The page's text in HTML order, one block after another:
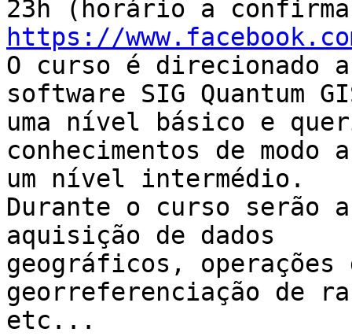
https://
O curso é direcionado
software SIG Quantum
uma nível básico e
conhecimentos de
um nível intermédio.
Durante o curso serão
aquisição de dados
geográficos,
georreferenciação de
etc...